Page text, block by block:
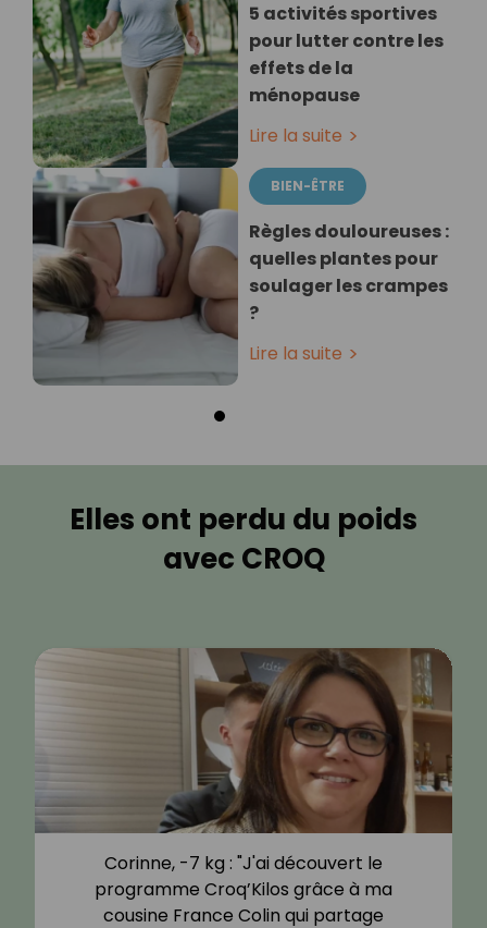
5 activités sportives
pour lutter contre les
effets de la
ménopause
Lire la suite
BIEN-ÊTRE
Règles douloureuses :
quelles plantes pour
soulager les crampes
?
Lire la suite
Elles ont perdu du poids
avec CROQ
Corinne, -7 kg : "J'ai découvert le
programme Croq’Kilos grâce à ma
cousine France Colin qui partage